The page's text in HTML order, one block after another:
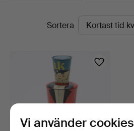
PågåendeSortera
Vi använder cookies